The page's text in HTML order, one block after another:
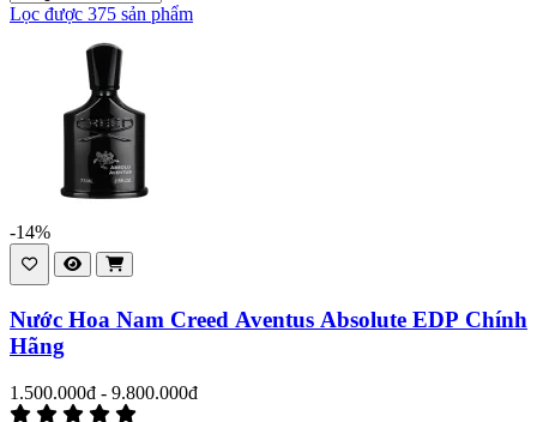
Lọc được 375 sản phẩm
-14%
Nước Hoa Nam Creed Aventus Absolute EDP Chính
Hãng
1.500.000đ - 9.800.000đ